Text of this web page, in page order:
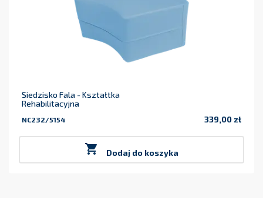
Siedzisko Fala - Kształtka
Rehabilitacyjna
NC232/5154 339,00 zł
 Dodaj do koszyka